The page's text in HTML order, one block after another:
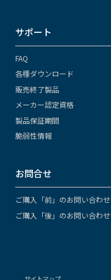
サポート
FAQ
各種ダウンロード
販売終了製品
メーカー認定資格
製品保証期間
脆弱性情報
お問合せ
ご購入「前」のお問い合わせ
ご購入「後」のお問い合わせ